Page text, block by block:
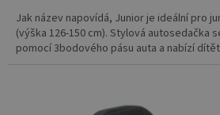
Jak název napovídá, Junior je ideální pro
(výška 126-150 cm). Stylová autosedačka
pomocí 3bodového pásu auta a nabízí